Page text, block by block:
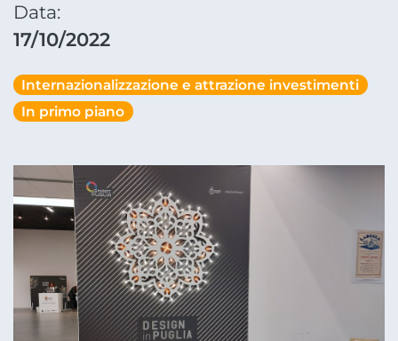
Data:
17/10/2022
Internazionalizzazione e attrazione investimenti
In primo piano